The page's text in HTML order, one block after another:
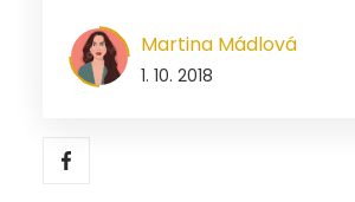
Martina Mádlová
1. 10. 2018